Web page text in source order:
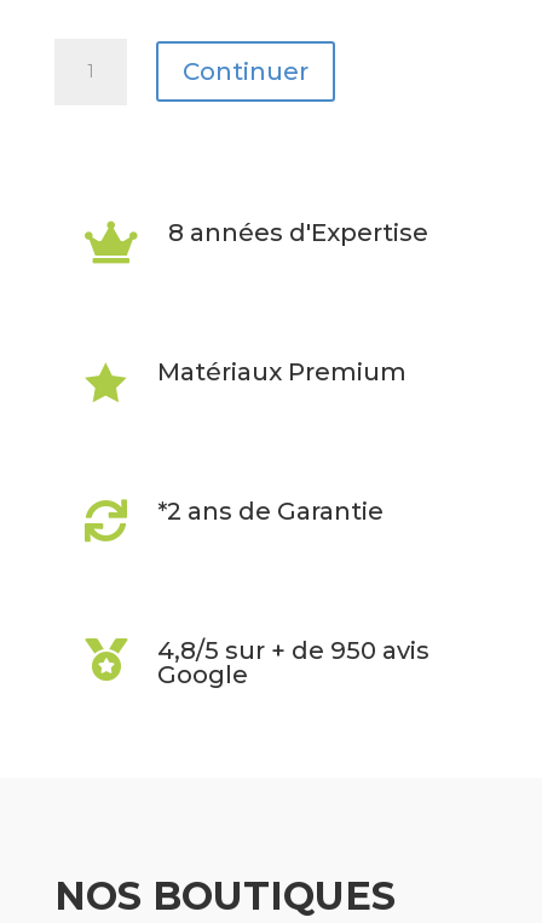
Continuer
 8 années d'Expertise
 Matériaux Premium
 *2 ans de Garantie

4,8/5 sur + de 950 avis
Google
NOS BOUTIQUES